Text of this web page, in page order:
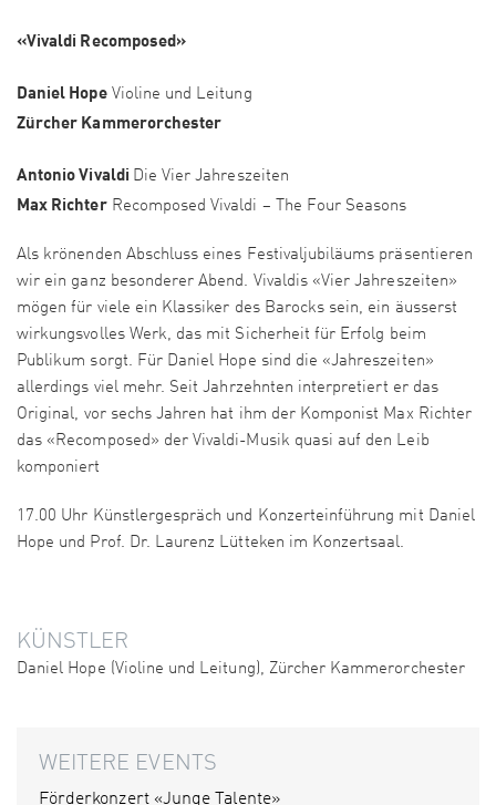
«Vivaldi Recomposed»
Daniel HopeVioline und Leitung
Zürcher Kammerorchester
Antonio Vivaldi Die Vier Jahreszeiten
Max RichterRecomposed Vivaldi – The Four Seasons
Als krönenden Abschluss eines Festivaljubiläums präsentieren
wir ein ganz besonderer Abend. Vivaldis «Vier Jahreszeiten»
mögen für viele ein Klassiker des Barocks sein, ein äusserst
wirkungsvolles Werk, das mit Sicherheit für Erfolg beim
Publikum sorgt. Für Daniel Hope sind die «Jahreszeiten»
allerdings viel mehr. Seit Jahrzehnten interpretiert er das
Original, vor sechs Jahren hat ihm der Komponist Max Richter
das «Recomposed» der Vivaldi-Musik quasi auf den Leib
komponiert
17.00 Uhr Künstlergespräch und Konzerteinführung mit Daniel
Hope und Prof. Dr. Laurenz Lütteken im Konzertsaal.
KÜNSTLER
Daniel Hope (Violine und Leitung), Zürcher Kammerorchester
WEITERE EVENTS
Förderkonzert «Junge Talente»